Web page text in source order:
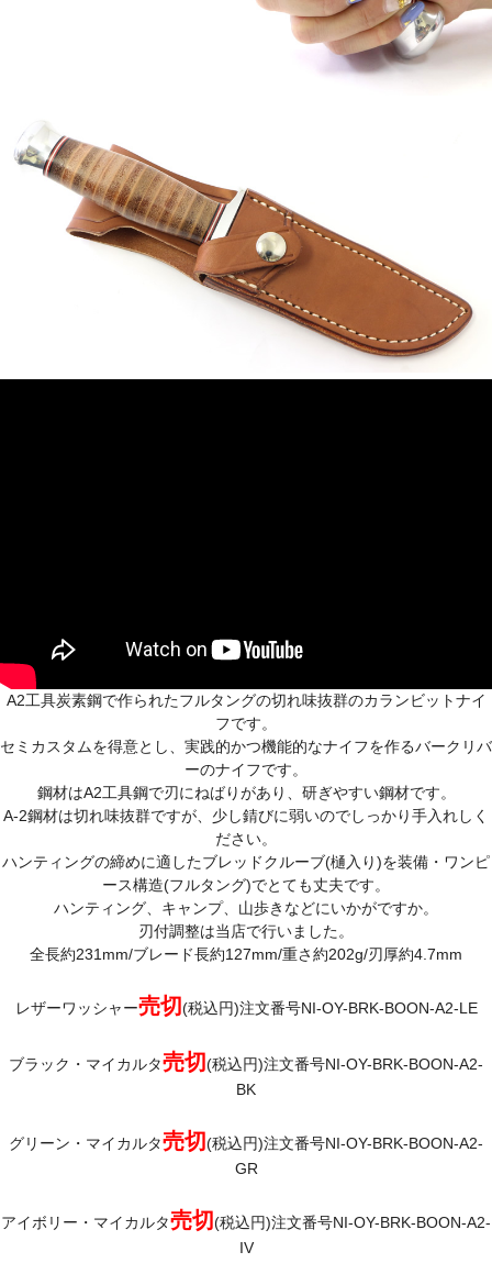
A2工具炭素鋼で作られたフルタングの切れ味抜群のカランビットナイ
フです。
セミカスタムを得意とし、実践的かつ機能的なナイフを作るバークリバ
ーのナイフです。
鋼材はA2工具鋼で刃にねばりがあり、研ぎやすい鋼材です。
A-2鋼材は切れ味抜群ですが、少し錆びに弱いのでしっかり手入れしく
ださい。
ハンティングの締めに適したブレッドクルーブ(樋入り)を装備・ワンピ
ース構造(フルタング)でとても丈夫です。
ハンティング、キャンプ、山歩きなどにいかがですか。
刃付調整は当店で行いました。
全長約231mm/ブレード長約127mm/重さ約202g/刃厚約4.7mm
レザーワッシャー売切(税込円)注文番号NI-OY-BRK-BOON-A2-LE
ブラック・マイカルタ売切(税込円)注文番号NI-OY-BRK-BOON-A2-
BK
グリーン・マイカルタ売切(税込円)注文番号NI-OY-BRK-BOON-A2-
GR
アイボリー・マイカルタ売切(税込円)注文番号NI-OY-BRK-BOON-A2-
IV